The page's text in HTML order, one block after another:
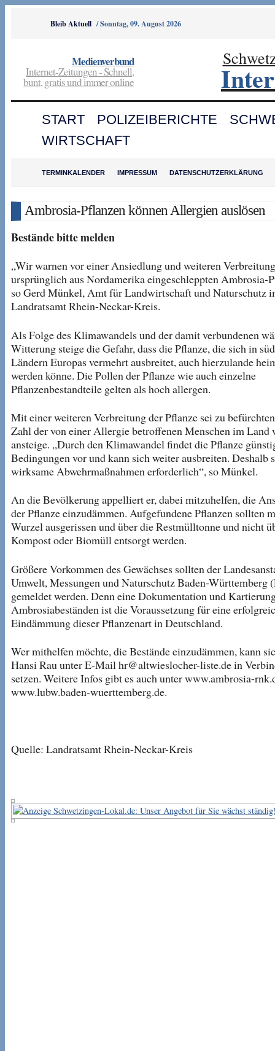
Bleib Aktuell /Sonntag, 09. August 2026
Medienverbund
Internet-Zeitungen - Schnell,
bunt, gratis und immer online
START POLIZEIBERICHTE
WIRTSCHAFT
TERMINKALENDER IMPRESSUM DATENSCHUTZERKLÄRUNG
Ambrosia-Pflanzen können Allergien auslösen
Bestände bitte melden
„Wir warnen vor einer Ansiedlung und weiteren
ursprünglich aus Nordamerika eingeschleppten Ambrosia-
so Gerd Münkel, Amt für Landwirtschaft und Naturschutz
Landratsamt Rhein-Neckar-Kreis.
Als Folge des Klimawandels und der damit verbundenen
Witterung steige die Gefahr, dass die Pflanze, die sich in
Ländern Europas vermehrt ausbreitet, auch hierzulande
werden könne. Die Pollen der Pflanze wie auch einzelne
Pflanzenbestandteile gelten als hoch allergen.
Mit einer weiteren Verbreitung der Pflanze sei zu
Zahl der von einer Allergie betroffenen Menschen im Land
ansteige. „Durch den Klimawandel findet die Pflanze
Bedingungen vor und kann sich weiter ausbreiten. Deshalb
wirksame Abwehrmaßnahmen erforderlich“, so Münkel.
An die Bevölkerung appelliert er, dabei mitzuhelfen, die
der Pflanze einzudämmen. Aufgefundene Pflanzen sollten
Wurzel ausgerissen und über die Restmülltonne und nicht
Kompost oder Biomüll entsorgt werden.
Größere Vorkommen des Gewächses sollten der
Umwelt, Messungen und Naturschutz Baden-Württemberg
gemeldet werden. Denn eine Dokumentation und
Ambrosiabeständen ist die Voraussetzung für eine
Eindämmung dieser Pflanzenart in Deutschland.
Wer mithelfen möchte, die Bestände einzudämmen, kann
Hansi Rau unter E-Mail hr@altwieslocher-liste.de in
setzen. Weitere Infos gibt es auch unter www.ambrosia-
www.lubw.baden-wuerttemberg.de.
Quelle: Landratsamt Rhein-Neckar-Kreis